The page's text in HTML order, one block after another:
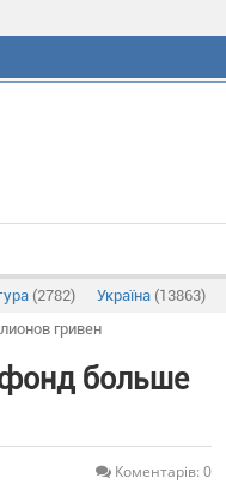
(2782) Україна (13863)
гривен
больше
Коментарів: 0